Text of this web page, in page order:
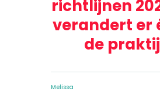
richtlijnen
verandert er
de
Melissa